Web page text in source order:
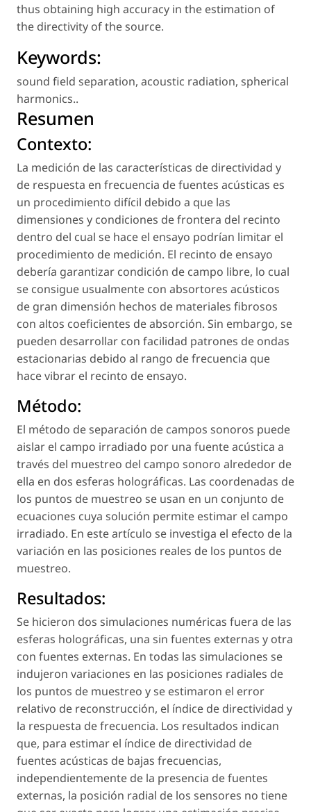
thus obtaining high accuracy in the estimation of
the directivity of the source.
Keywords:
sound field separation, acoustic radiation, spherical
harmonics..
Resumen
Contexto:
La medición de las características de directividad y
de respuesta en frecuencia de fuentes acústicas es
un procedimiento difícil debido a que las
dimensiones y condiciones de frontera del recinto
dentro del cual se hace el ensayo podrían limitar el
procedimiento de medición. El recinto de ensayo
debería garantizar condición de campo libre, lo cual
se consigue usualmente con absortores acústicos
de gran dimensión hechos de materiales fibrosos
con altos coeficientes de absorción. Sin embargo, se
pueden desarrollar con facilidad patrones de ondas
estacionarias debido al rango de frecuencia que
hace vibrar el recinto de ensayo.
Método:
El método de separación de campos sonoros puede
aislar el campo irradiado por una fuente acústica a
través del muestreo del campo sonoro alrededor de
ella en dos esferas holográficas. Las coordenadas de
los puntos de muestreo se usan en un conjunto de
ecuaciones cuya solución permite estimar el campo
irradiado. En este artículo se investiga el efecto de la
variación en las posiciones reales de los puntos de
muestreo.
Resultados:
Se hicieron dos simulaciones numéricas fuera de las
esferas holográficas, una sin fuentes externas y otra
con fuentes externas. En todas las simulaciones se
indujeron variaciones en las posiciones radiales de
los puntos de muestreo y se estimaron el error
relativo de reconstrucción, el índice de directividad y
la respuesta de frecuencia. Los resultados indican
que, para estimar el índice de directividad de
fuentes acústicas de bajas frecuencias,
independientemente de la presencia de fuentes
externas, la posición radial de los sensores no tiene